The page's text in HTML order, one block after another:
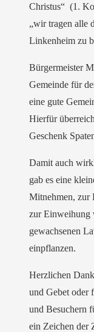
Christus“ (1.
„wir tragen alle
Linkenheim zu
Bürgermeister
Gemeinde für
eine gute
Hierfür
Geschenk
Damit auch
gab es eine
Mitnehmen, zur
zur Einweihung
gewachsenen
einpflanzen.
Herzlichen
und Gebet oder
und Besuchern
ein Zeichen der